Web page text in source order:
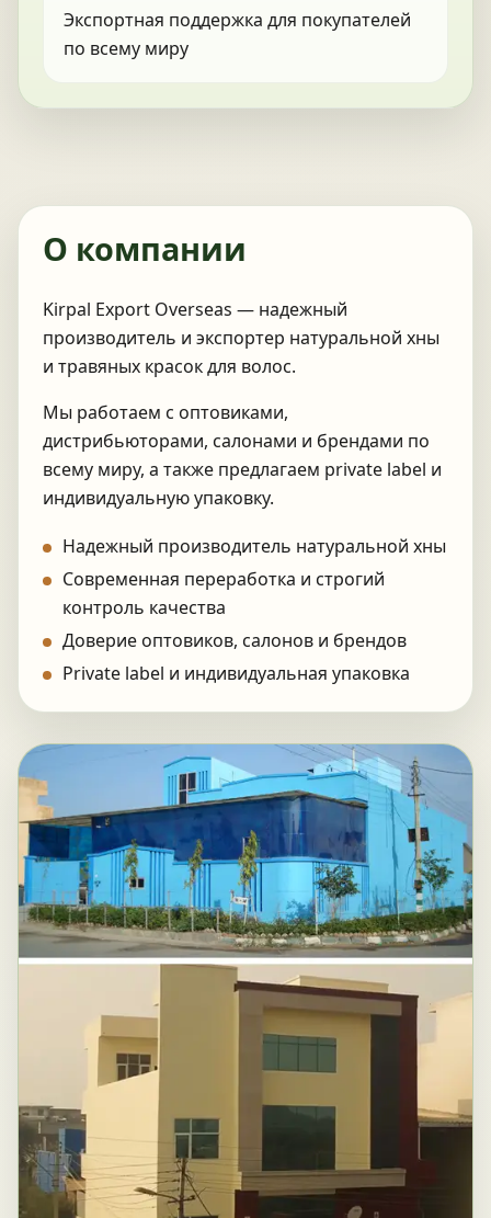
Экспортная поддержка для покупателей
по всему миру
О компании
Kirpal Export Overseas — надежный
производитель и экспортер натуральной хны
и травяных красок для волос.
Мы работаем с оптовиками,
дистрибьюторами, салонами и брендами по
всему миру, а также предлагаем private label и
индивидуальную упаковку.
Надежный производитель натуральной хны
Современная переработка и строгий
контроль качества
Доверие оптовиков, салонов и брендов
Private label и индивидуальная упаковка